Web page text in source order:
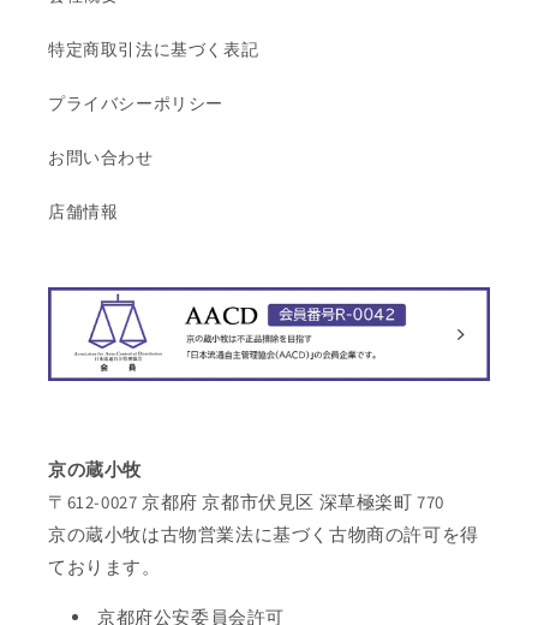
特定商取引法に基づく表記
プライバシーポリシー
お問い合わせ
店舗情報
京の蔵小牧
〒612-0027 京都府 京都市伏見区 深草極楽町 770
京の蔵小牧は古物営業法に基づく古物商の許可を得
ております。
京都府公安委員会許可